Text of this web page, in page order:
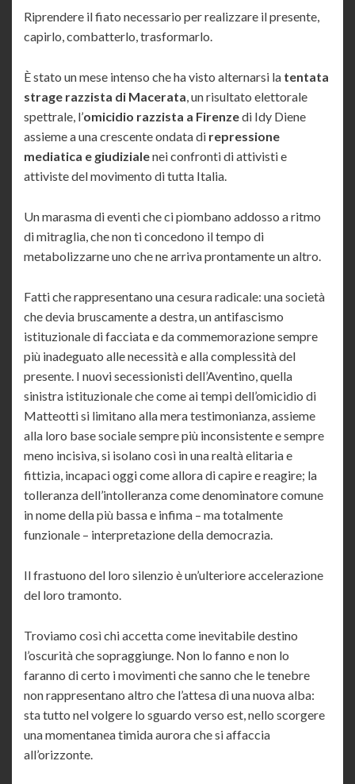
Riprendere il fiato necessario per realizzare il presente,
capirlo, combatterlo, trasformarlo.
È stato un mese intenso che ha visto alternarsi la tentata
strage razzista di Macerata, un risultato elettorale
spettrale, l’omicidio razzista a Firenzedi Idy Diene
assieme a una crescente ondata di repressione
mediatica e giudizialenei confronti di attivisti e
attiviste del movimento di tutta Italia.
Un marasma di eventi che ci piombano addosso a ritmo
di mitraglia, che non ti concedono il tempo di
metabolizzarne uno che ne arriva prontamente un altro.
Fatti che rappresentano una cesura radicale: una società
che devia bruscamente a destra, un antifascismo
istituzionale di facciata e da commemorazione sempre
più inadeguato alle necessità e alla complessità del
presente. I nuovi secessionisti dell’Aventino, quella
sinistra istituzionale che come ai tempi dell’omicidio di
Matteotti si limitano alla mera testimonianza, assieme
alla loro base sociale sempre più inconsistente e sempre
meno incisiva, si isolano così in una realtà elitaria e
fittizia, incapaci oggi come allora di capire e reagire; la
tolleranza dell’intolleranza come denominatore comune
in nome della più bassa e infima – ma totalmente
funzionale – interpretazione della democrazia.
Il frastuono del loro silenzio è un’ulteriore accelerazione
del loro tramonto.
Troviamo così chi accetta come inevitabile destino
l’oscurità che sopraggiunge. Non lo fanno e non lo
faranno di certo i movimenti che sanno che le tenebre
non rappresentano altro che l’attesa di una nuova alba:
sta tutto nel volgere lo sguardo verso est, nello scorgere
una momentanea timida aurora che si affaccia
all’orizzonte.